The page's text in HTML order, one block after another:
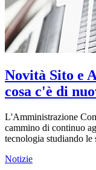
Novità Sito e
cosa c'è di
L'Amministrazione
cammino di continuo
tecnologia studiando
Notizie